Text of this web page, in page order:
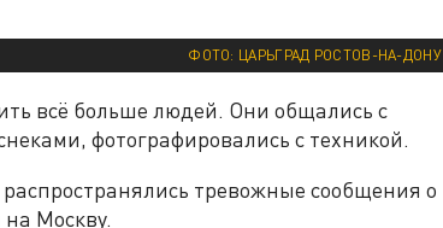
ФОТО: ЦАРЬГРАД РОСТОВ-НА-ДОНУ
всё больше людей. Они общались с
фотографировались с техникой.
тревожные сообщения о
Москву.